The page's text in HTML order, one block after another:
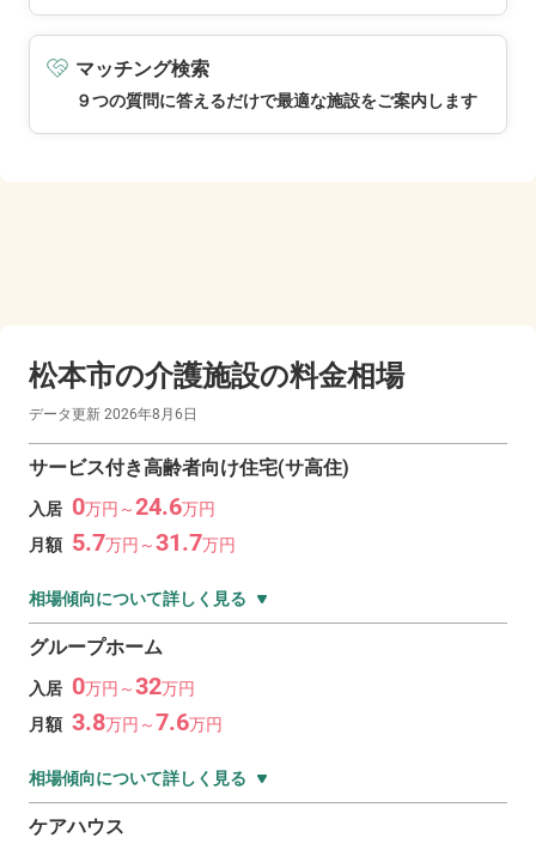
マッチング検索
９つの質問に答えるだけで最適な施設をご案内します
松本市の介護施設の料金相場
データ更新 2026年8月6日
サービス付き高齢者向け住宅(サ高住)
入居 0万円～24.6万円
月額 5.7万円～31.7万円
相場傾向について詳しく見る
グループホーム
入居 0万円～32万円
月額 3.8万円～7.6万円
相場傾向について詳しく見る
ケアハウス